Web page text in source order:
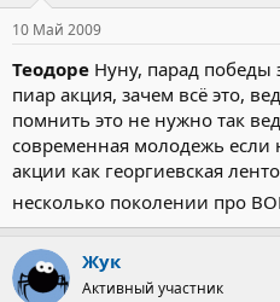
10 Май 2009
Теодоре Нуну, парад победы
пиар акция, зачем всё это,
помнить это не нужно так
современная молодежь если
акции как георгиевская
несколько поколении про
Жук
Активный участник